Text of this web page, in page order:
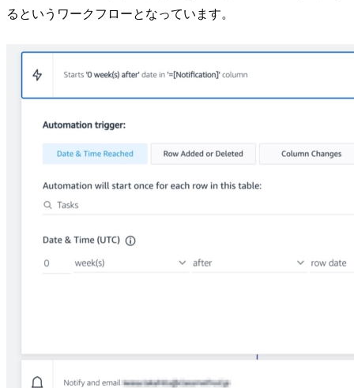
るというワークフローとなっています。